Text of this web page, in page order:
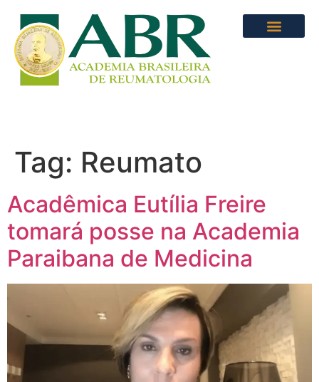
Tag: Reumato
Acadêmica Eutília Freire
tomará posse na Academia
Paraibana de Medicina